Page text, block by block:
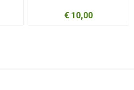
€ 10,00